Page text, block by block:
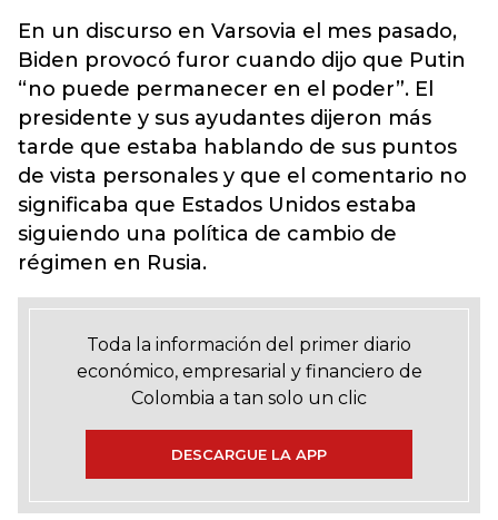
En un discurso en Varsovia el mes pasado,
Biden provocó furor cuando dijo que Putin
“no puede permanecer en el poder”. El
presidente y sus ayudantes dijeron más
tarde que estaba hablando de sus puntos
de vista personales y que el comentario no
significaba que Estados Unidos estaba
siguiendo una política de cambio de
régimen en Rusia.
Toda la información del primer diario
económico, empresarial y financiero de
Colombia a tan solo un clic
DESCARGUE LA APP